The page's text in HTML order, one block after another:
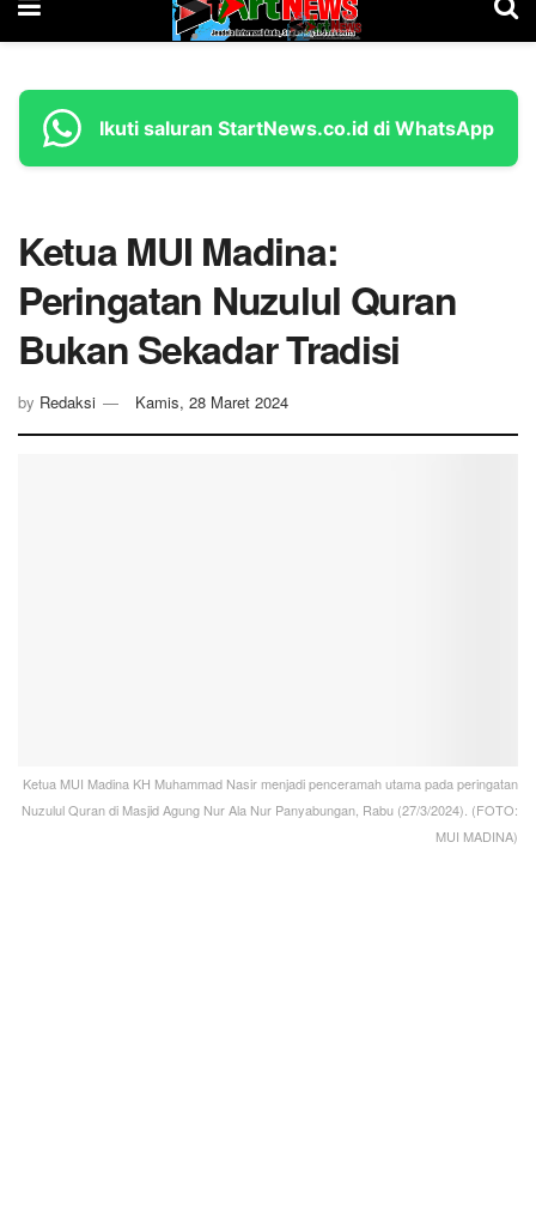
Ikuti saluran StartNews.co.id di WhatsApp
Ketua MUI Madina:
Peringatan Nuzulul Quran
Bukan Sekadar Tradisi
by Redaksi Kamis, 28 Maret 2024
Ketua MUI Madina KH Muhammad Nasir menjadi penceramah utama pada peringatan
Nuzulul Quran di Masjid Agung Nur Ala Nur Panyabungan, Rabu (27/3/2024). (FOTO:
MUI MADINA)